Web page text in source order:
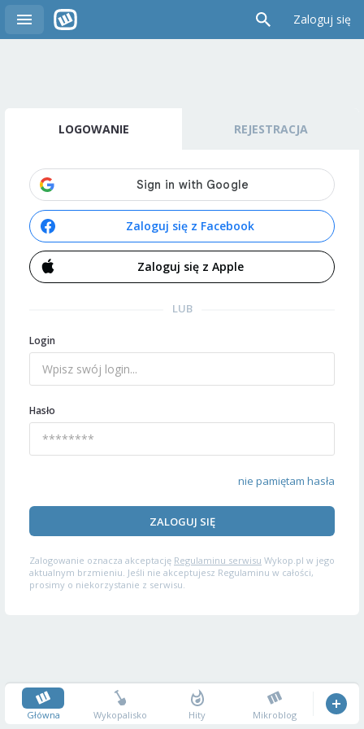
Zaloguj się
LOGOWANIE REJESTRACJA
Zaloguj się z Facebook
Zaloguj się z Apple
LUB
Login
Hasło
nie pamiętam hasła
ZALOGUJ SIĘ
Zalogowanie oznacza akceptację Regulaminu serwisu Wykop.pl w jego
aktualnym brzmieniu. Jeśli nie akceptujesz Regulaminu w całości,
prosimy o niekorzystanie z serwisu.
Główna Wykopalisko Hity Mikroblog